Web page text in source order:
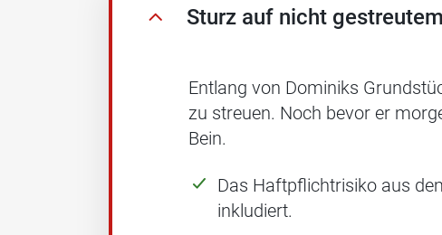
Sturz auf nicht
Entlang von Dominiks
zu streuen. Noch bevor er
Bein.
Das Haftpflichtrisiko aus
inkludiert.